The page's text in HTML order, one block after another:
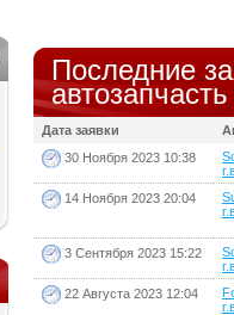
Последние
автозапчасть
Дата заявки
30 Ноября 2023 10:38
14 Ноября 2023 20:04
3 Сентября 2023 15:22
22 Августа 2023 12:04